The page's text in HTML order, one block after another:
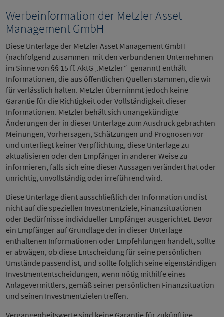
Werbeinformation der Metzler Asset
Management GmbH
Diese Unterlage der Metzler Asset Management GmbH
(nachfolgend zusammen mit den verbundenen Unternehmen
im Sinne von §§ 15 ff. AktG „Metzler“ genannt) enthält
Informationen, die aus öffentlichen Quellen stammen, die wir
für verlässlich halten. Metzler übernimmt jedoch keine
Garantie für die Richtigkeit oder Vollständigkeit dieser
Informationen. Metzler behält sich unangekündigte
Änderungen der in dieser Unterlage zum Ausdruck gebrachten
Meinungen, Vorhersagen, Schätzungen und Prognosen vor
und unterliegt keiner Verpflichtung, diese Unterlage zu
aktualisieren oder den Empfänger in anderer Weise zu
informieren, falls sich eine dieser Aussagen verändert hat oder
unrichtig, unvollständig oder irreführend wird.
Diese Unterlage dient ausschließlich der Information und ist
nicht auf die speziellen Investmentziele, Finanzsituationen
oder Bedürfnisse individueller Empfänger ausgerichtet. Bevor
ein Empfänger auf Grundlage der in dieser Unterlage
enthaltenen Informationen oder Empfehlungen handelt, sollte
er abwägen, ob diese Entscheidung für seine persönlichen
Umstände passend ist, und sollte folglich seine eigenständigen
Investmententscheidungen, wenn nötig mithilfe eines
Anlagevermittlers, gemäß seiner persönlichen Finanzsituation
und seinen Investmentzielen treffen.
Vergangenheitswerte sind keine Garantie für zukünftige